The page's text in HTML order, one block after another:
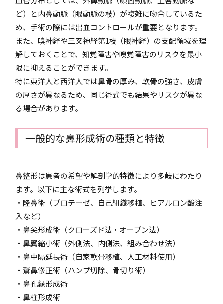
ど）と内鼻動脈（眼動脈の枝）が複雑に吻合しているた
め、手術の際には出血コントロールが重要となります。
また、嗅神経や三叉神経第1枝（眼神経）の支配領域を理
解しておくことで、知覚障害や嗅覚障害のリスクを最小
限に抑えることができます。
特に東洋人と西洋人では鼻骨の厚み、軟骨の強さ、皮膚
の厚さが異なるため、同じ術式でも結果やリスクが異な
る場合があります。
一般的な鼻形成術の種類と特徴
鼻整形は患者の希望や解剖学的特徴により多岐にわたり
ます。以下に主な術式を列挙します。
・隆鼻術（プロテーゼ、自己組織移植、ヒアルロン酸注
入など）
・鼻尖形成術（クローズド法・オープン法）
・鼻翼縮小術（外側法、内側法、組み合わせ法）
・鼻中隔延長術（自家軟骨移植、人工材料使用）
・鷲鼻修正術（ハンプ切除、骨切り術）
・鼻孔縁形成術
・鼻柱形成術